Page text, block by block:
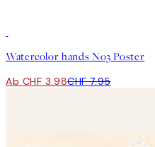
Watercolor hands No3 Poster
Ab CHF 3.98CHF 7.95